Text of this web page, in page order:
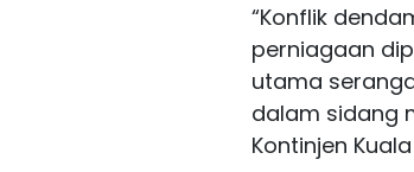
“Konflik
perniagaan
utama
dalam sidang
Kontinjen